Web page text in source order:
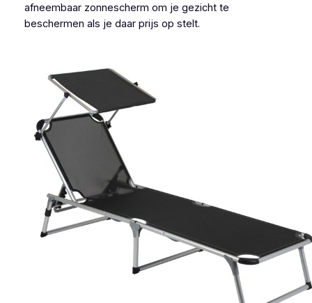
afneembaar zonnescherm om je gezicht te
beschermen als je daar prijs op stelt.